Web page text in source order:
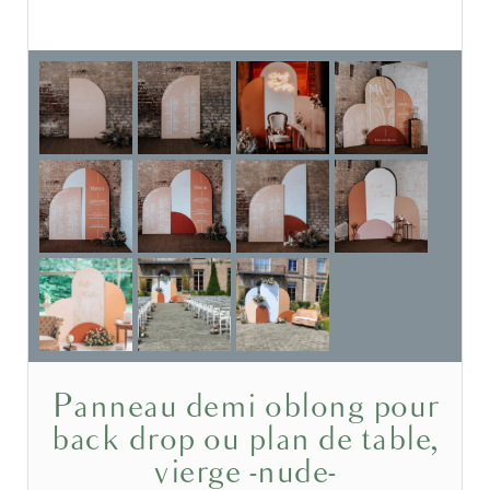
Panneau demi oblong pour
back drop ou plan de table,
vierge -nude-